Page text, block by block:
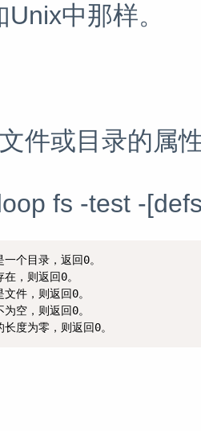
中那样。
件或目录的属
fs -test -
个目录，返回0。
，则返回0。
件，则返回0。
空，则返回0。
度为零，则返回0。